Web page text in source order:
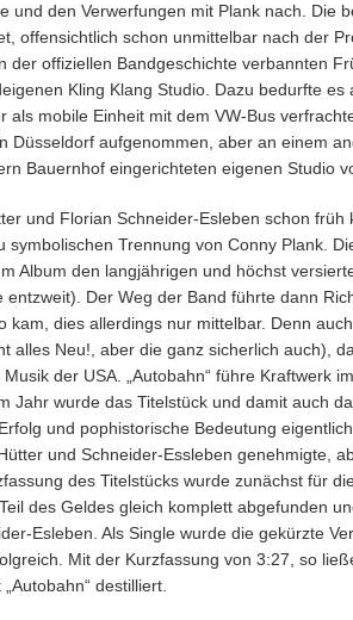
den Verwerfungen mit Plank nach. Die
offensichtlich schon unmittelbar nach der
offiziellen Bandgeschichte verbannten
Kling Klang Studio. Dazu bedurfte es
mobile Einheit mit dem VW-Bus
Düsseldorf aufgenommen, aber an einem
Bauernhof eingerichteten eigenen Studio
und Florian Schneider-Esleben schon früh
symbolischen Trennung von Conny Plank.
Album den langjährigen und höchst
Der Weg der Band führte dann
dies allerdings nur mittelbar. Denn
Neu!, aber die ganz sicherlich auch),
der USA. „Autobahn“ führe Kraftwerk
wurde das Titelstück und damit auch
und pophistorische Bedeutung
und Schneider-Essleben genehmigte,
des Titelstücks wurde zunächst für
des Geldes gleich komplett abgefunden
Esleben. Als Single wurde die gekürzte
Mit der Kurzfassung von 3:27, so
destilliert.